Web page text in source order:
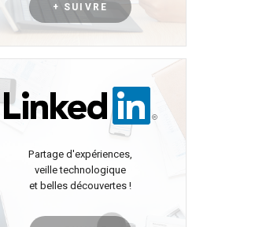
+ SUIVRE
Partage d'expériences,
veille technologique
et belles découvertes !